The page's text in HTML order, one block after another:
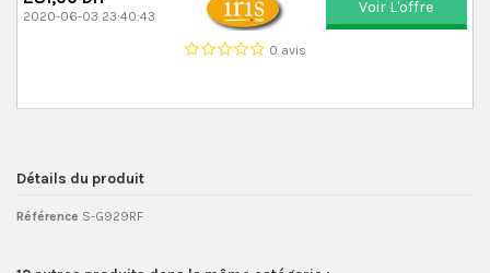
2020-06-03 23:40:43
0 avis
Voir L'offre
Détails du produit
Référence S-G929RF